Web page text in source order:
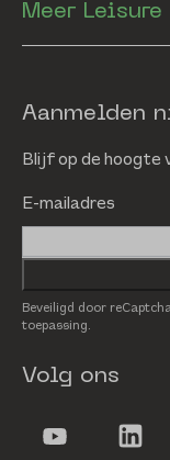
Meer Leisure
Aanmelden
Blijf op de hoogte
E-mailadres
Beveiligd door
toepassing.
Volg ons